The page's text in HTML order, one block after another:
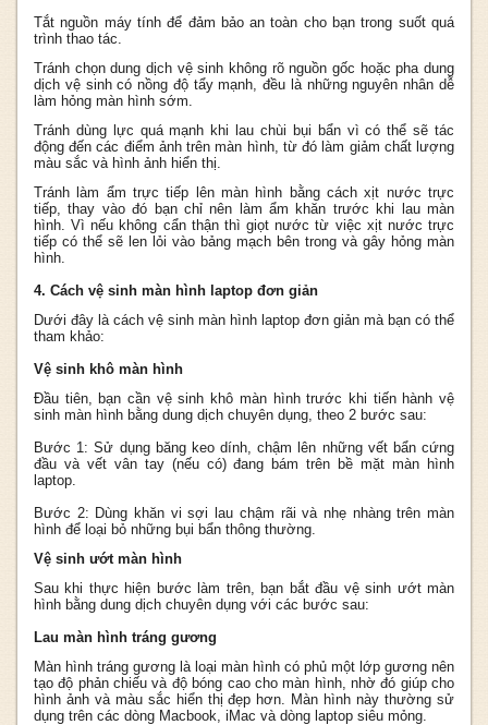
Tắt nguồn máy tính để đảm bảo an toàn cho bạn trong suốt quá
trình thao tác.
Tránh chọn dung dịch vệ sinh không rõ nguồn gốc hoặc pha dung
dịch vệ sinh có nồng độ tẩy mạnh, đều là những nguyên nhân dễ
làm hỏng màn hình sớm.
Tránh dùng lực quá mạnh khi lau chùi bụi bẩn vì có thể sẽ tác
động đến các điểm ảnh trên màn hình, từ đó làm giảm chất lượng
màu sắc và hình ảnh hiển thị.
Tránh làm ẩm trực tiếp lên màn hình bằng cách xịt nước trực
tiếp, thay vào đó bạn chỉ nên làm ẩm khăn trước khi lau màn
hình. Vì nếu không cẩn thận thì giọt nước từ việc xịt nước trực
tiếp có thể sẽ len lỏi vào bảng mạch bên trong và gây hỏng màn
hình.
4. Cách vệ sinh màn hình laptop đơn giản
Dưới đây là cách vệ sinh màn hình laptop đơn giản mà bạn có thể
tham khảo:
Vệ sinh khô màn hình
Đầu tiên, bạn cần vệ sinh khô màn hình trước khi tiến hành vệ
sinh màn hình bằng dung dịch chuyên dụng, theo 2 bước sau:
Bước 1: Sử dụng băng keo dính, chậm lên những vết bẩn cứng
đầu và vết vân tay (nếu có) đang bám trên bề mặt màn hình
laptop.
Bước 2: Dùng khăn vi sợi lau chậm rãi và nhẹ nhàng trên màn
hình để loại bỏ những bụi bẩn thông thường.
Vệ sinh ướt màn hình
Sau khi thực hiện bước làm trên, bạn bắt đầu vệ sinh ướt màn
hình bằng dung dịch chuyên dụng với các bước sau:
Lau màn hình tráng gương
Màn hình tráng gương là loại màn hình có phủ một lớp gương nên
tạo độ phảnchiếu và độ bóng cao cho màn hình, nhờ đó giúp cho
hình ảnh và màu sắc hiển thị đẹp hơn. Màn hình này thường sử
dụng trên các dòng Macbook, iMac và dòng laptop siêu mỏng.